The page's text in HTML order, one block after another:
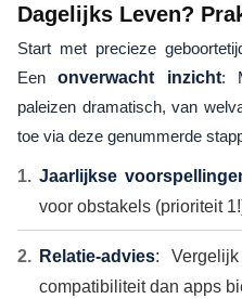
Dagelijks Leven?
Start met precieze
Eenonverwacht inzicht:
paleizen dramatisch, van
toe via deze genummerde
Jaarlijkse
voor obstakels (prioriteit
Relatie-advies:
compatibiliteit dan apps